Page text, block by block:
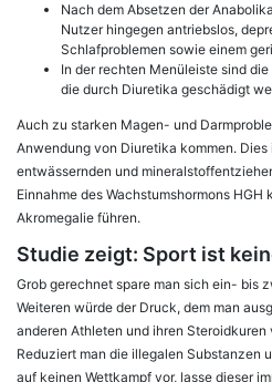
Nach dem Absetzen der
Nutzer hingegen antriebslos,
Schlafproblemen sowie einem
In der rechten Menüleiste sind
die durch Diuretika geschädigt
Auch zu starken Magen- und
Anwendung von Diuretika kommen.
entwässernden und
Einnahme des Wachstumshormons
Akromegalie führen.
Studie zeigt: Sport ist
Grob gerechnet spare man sich ein- bis
Weiteren würde der Druck, dem man
anderen Athleten und ihren
Reduziert man die illegalen Substanzen
auf keinen Wettkampf vor, lasse dieser